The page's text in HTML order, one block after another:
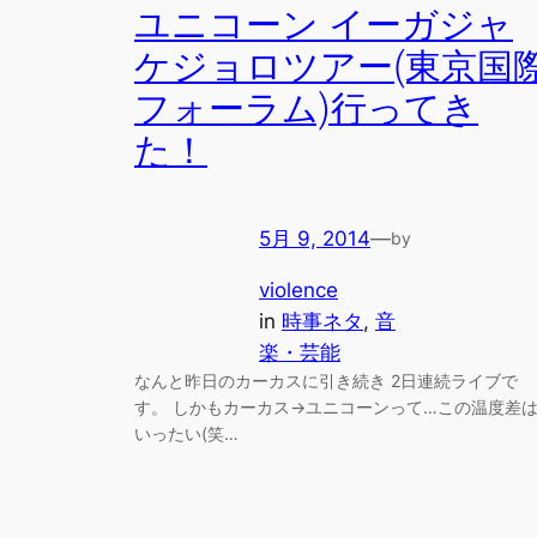
ユニコーン イーガジャ
ケジョロツアー(東京国
フォーラム)行ってき
た！
5月 9, 2014—by
violence
in 時事ネタ , 音
楽・芸能
なんと昨日のカーカスに引き続き 2日連続ライブで
す。 しかもカーカス→ユニコーンって…この温度差は
いったい(笑…